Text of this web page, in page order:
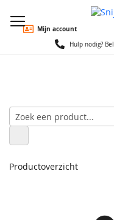
Mijn account
Hulp nodig? Bel
Productoverzicht